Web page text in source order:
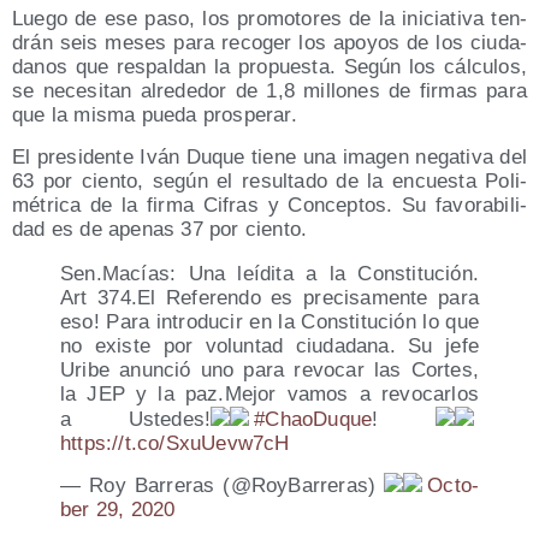
Lue­go de ese paso, los pro­mo­to­res de la ini­cia­ti­va ten­
drán seis meses para reco­ger los apo­yos de los ciu­da­
da­nos que res­pal­dan la pro­pues­ta. Según los cálcu­los,
se nece­si­tan alre­de­dor de 1,8 millo­nes de fir­mas para
que la mis­ma pue­da prosperar.
El pre­si­den­te Iván Duque tie­ne una ima­gen nega­ti­va del
63 por cien­to, según el resul­ta­do de la encues­ta Poli­
mé­tri­ca de la fir­ma Cifras y Con­cep­tos. Su favo­ra­bi­li­
dad es de ape­nas 37 por ciento.
Sen.Macías: Una leí­di­ta a la Cons­ti­tu­ción.
Art 374.El Refe­ren­do es pre­ci­sa­men­te para
eso! Para intro­du­cir en la Cons­ti­tu­ción lo que
no exis­te por volun­tad ciu­da­da­na. Su jefe
Uri­be anun­ció uno para revo­car las Cor­tes,
la JEP y la paz.Mejor vamos a revo­car­los
a Uste­des!
#Chao­Du­que!
https://t.co/SxuUevw7cH
— Roy Barre­ras (@RoyBarreras)
Octo­
ber 29, 2020